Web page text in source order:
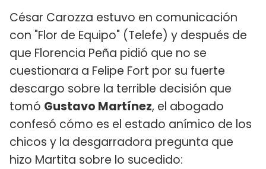
César Carozza estuvo en comunicación
con "Flor de Equipo" (Telefe) y después de
que Florencia Peña pidió que no se
cuestionara a Felipe Fort por su fuerte
descargo sobre la terrible decisión que
tomó Gustavo Martínez, el abogado
confesó cómo es el estado anímico de los
chicos y la desgarradora pregunta que
hizo Martita sobre lo sucedido: